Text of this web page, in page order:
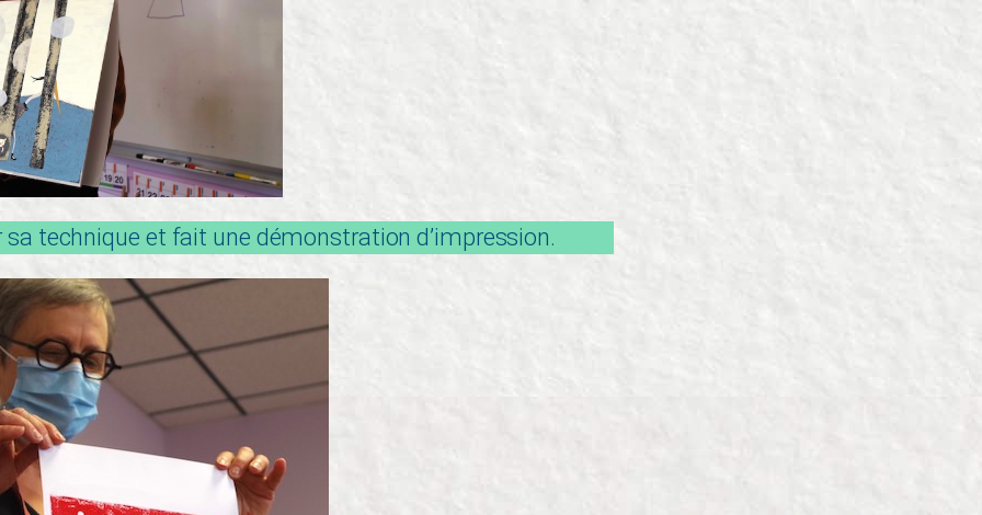
technique et fait une démonstration d’impression.